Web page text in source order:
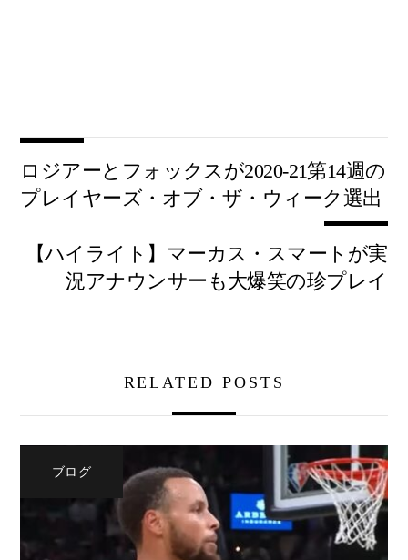
ロジアーとフォックスが2020-21第14週の
プレイヤーズ・オブ・ザ・ウィーク選出
【ハイライト】マーカス・スマートが実
況アナウンサーも大爆笑の珍プレイ
RELATED POSTS
ブログ